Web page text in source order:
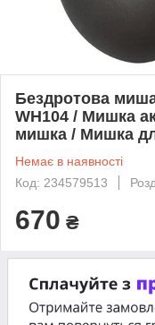
Бездротова
WH104 / Мишка
мишка / Мишка
Немає в наявності
Код: 234579513
670 ₴